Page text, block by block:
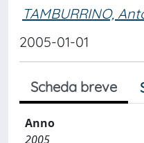
TAMBURRINO,
2005-01-01
Scheda breve
Anno
2005